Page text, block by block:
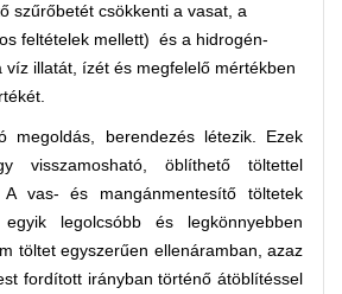
szűrőbetét csökkenti a vasat, a
feltételek mellett) és a hidrogén-
víz illatát, ízét és megfelelő mértékben
megoldás, berendezés létezik. Ezek
visszamosható, öblíthető töltettel
A vas- és mangánmentesítő töltetek
legolcsóbb és legkönnyebben
töltet egyszerűen ellenáramban, azaz
fordított irányban történő átöblítéssel